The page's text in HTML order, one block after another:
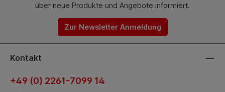
über neue Produkte und Angebote informiert.
Zur Newsletter Anmeldung
Kontakt
+49 (0) 2261-7099 14